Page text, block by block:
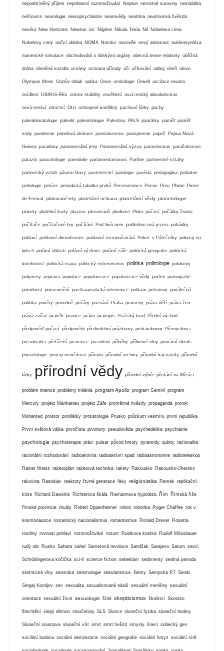
nepodmíněný příjem nepohlavní rozmnožování Neptun nerostné suroviny nestabilita
neštovice neurologie neuropsychiatrie neurovědy neutrina neutronová hvězda
nevěra New Horizons Newton nic Nigérie Nikola Tesla Nil Nobelova cena
Nobelovy ceny noční obloha NOMA Norsko novověk nový ateismus nukleosyntéza
numerické simulace obchodování s lidskými orgány obecná teorie relativity oběžná
dráha obrněná vozidla oceány ochrana přírody oči očkování odboj oheň olovo
Olympus Mons Oortův oblak optika Orion ornitologie Orwell oscilace neutrin
osídlení OSIRIS-REx ostrov stability osvětlení osvícenský absolutismus
osvícenství otroctví Ötzi ozbrojené konflikty pachové látky pachy
paleoklimatologie paleolit paleontologie Palestina PALS památky paměť paměť
vody pandemie panelová diskuse panslavismus panspermie papež Papua Nová-
Guinea paradoxy paranormální jevy Paranormální výzva parasitismus parašutismus
paraziti parazitologie pareidolie parlamentarismus Parthie partnerské vztahy
partnerský vztah pásmo Gazy pastevectví patologie pavěda pedagogika pediatrie
pedologie peníze periodická tabulka prvků Perseverance Persie Peru Philae Pierre
de Fermat pilotované lety planetární ochrana planetární vědy planetologie
planety platební karty plazma plesiosauři plodnost Pluto počasí počátky života
počítače počítačové hry počítání Pod Svícnem podledovcová jezera pohádky
pohlaví pohlavní dimorfismus pohlavní rozmnožování Pokec s Pátečníky pokusy na
lidech polární oblasti polární výzkum polární záře politická geografie politická
korektnost politická mapa politický extremismus politika politologie polokovy
polymery poprava populace popularizace popularizace vědy porfen pornografie
porodnost porozumění posttraumatická intervence potkani potraviny poválečná
politika pověry povodně požáry poznání Praha prameny práva dětí práva žen
práva zvířat pravěk pravice právo pravopis Pražský hrad Přední východ
předpověď počasí předpovědi předvolební průzkumy prekambrium Přemyslovci
presokratici přetížení prevence prezident příběhy přílivové vlny primární okruh
primatologie princip neurčitosti příroda přírodní archivy přírodní katastrofy přírodní
látky přírodní vědy přírodní výběr přistání na Měsíci
problém intence problémy milénia program Apollo program Gemini program
Mercury projekt Manhattan projekt Záře proměnné hvězdy propaganda prorok
Mohamed prostor protilátky protistologie Prusko průzkum vesmíru první republika
První světová válka prvočísla prvohory pseudověda psychedelika psychiatrie
psychologie psychoterapie ptáci pulsar původ hmoty pyramidy qubity racionalita
racionální rozhodování radioaktivita radioaktivní spad radioastronomie radioteleskop
Rainer Weiss raketoplán raketová technika rakety Rakousko Rakousko-Uhersko
rakovina Rastislav reaktory čtvrté generace řeky religionistika Remek replikační
krize Richard Dawkins Richterova škála Riemannova hypotéza Řím Římská říše
římské provincie rituály Robert Oppenheimer roboti robotika Roger Chaffee rok v
kosmonautice romantický nacionalismus romantismus Ronald Drever Rosetta
rostliny rovnost pohlaví rozmnožování rozum Rubikova kostka Rudolf Mössbauer
rudý obr Rusko Sahara sahel Sametová revoluce Sandžak Sarajevo Saturn savci
Schrödingerova kočička sci-fi science fiction sebeklam sedimenty sedmá perioda
seismické vlny seismika seismologie sekularismus šelmy Semjorka R7 Senát
Sergej Koroljov sex sexualita sexualizované násilí sexuální menšiny sexuální
orientace sexuální život sexuologie šíité skepticismus školství Skotsko
šlechtění slepý démon sloučeniny SLS Slunce sluneční fyzika sluneční hodiny
Sluneční soustava sluneční vítr smrt smrt hvězd smysly šneci sobecký gen
sociální bublina sociální demokracie sociální geografie sociální hmyz sociální sítě